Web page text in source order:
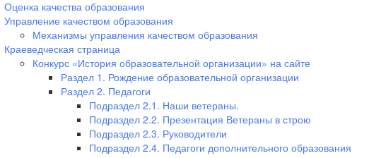
Оценка качества образования
Управление качеством образования
Механизмы управления качеством образования
Краеведческая страница
Конкурс «История образовательной организации» на сайте
Раздел 1. Рождение образовательной организации
Раздел 2. Педагоги
Подраздел 2.1. Наши ветераны.
Подраздел 2.2. Презентация Ветераны в строю
Подраздел 2.3. Руководители
Подраздел 2.4. Педагоги дополнительного образования